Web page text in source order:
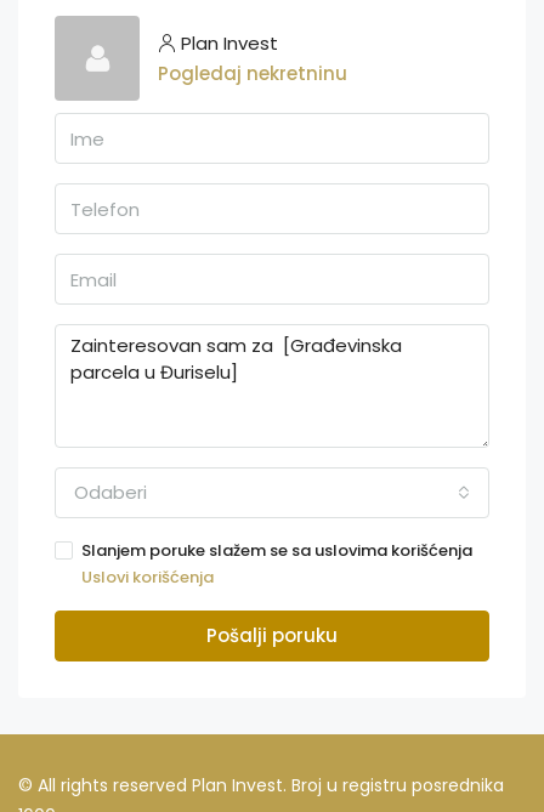
Plan Invest
Pogledaj nekretninu
Odaberi
Slanjem poruke slažem se sa uslovima korišćenja
Uslovi korišćenja
Pošalji poruku
© All rights reserved Plan Invest. Broj u registru posrednika